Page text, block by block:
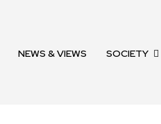
NEWS & VIEWS SOCIETY